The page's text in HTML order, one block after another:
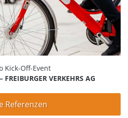
Kick-Off-Event
FREIBURGER VERKEHRS AG
Referenzen